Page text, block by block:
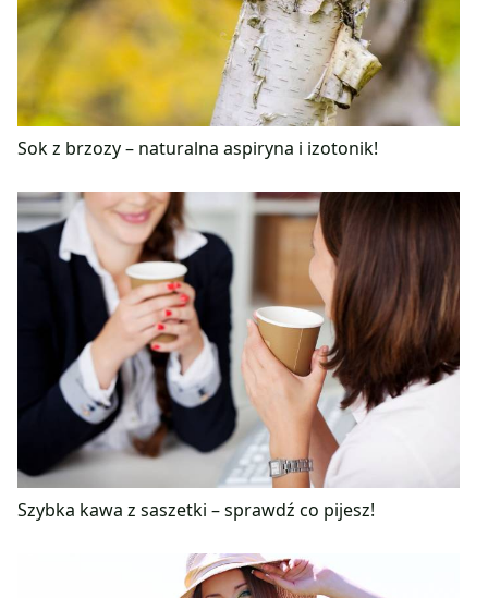
Sok z brzozy – naturalna aspiryna i izotonik!
Szybka kawa z saszetki – sprawdź co pijesz!